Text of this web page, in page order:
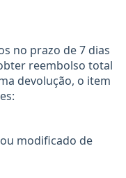
no prazo de 7 dias
reembolso total
devolução, o item
modificado de